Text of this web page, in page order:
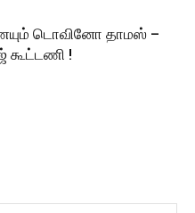
டொவினோ தாமஸ் –
கூட்டணி !